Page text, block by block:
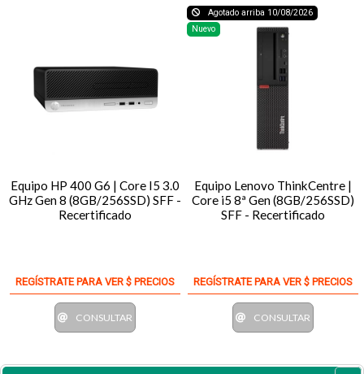
Equipo HP 400 G6 | Core I5 3.0
GHz Gen 8 (8GB/256SSD) SFF -
Recertificado
REGÍSTRATE PARA VER $ PRECIOS
CONSULTAR
Agotado arriba 10/08/2026
Nuevo
Equipo Lenovo ThinkCentre |
Core i5 8ª Gen (8GB/256SSD)
SFF - Recertificado
REGÍSTRATE PARA VER $ PRECIOS
CONSULTAR